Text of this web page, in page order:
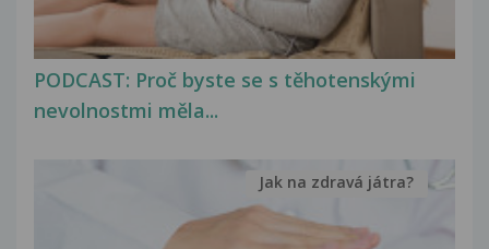
PODCAST: Proč byste se s těhotenskými
nevolnostmi měla...
Jak na zdravá játra?